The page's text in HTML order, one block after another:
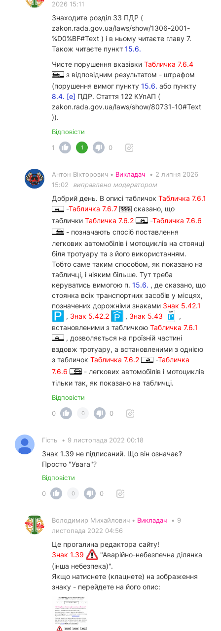
2026 15:11
Знаходите розділ 33 ПДР (
zakon.rada.gov.ua/laws/show/1306-2001-
%D0%BF#Text ) і в ньому читаєте главу 7.
Також читаєте пункт 15.6.
Чисте порушення вказівки Табличка 7.6.4
з відповідним результатом - штрафом
(порушення вимог пункту 15.6. або пункту
8.4. [е] ПДР. Стаття 122 КУпАП (
zakon.rada.gov.ua/laws/show/80731-10#Text
)).
Відповісти
1
1 0
Антон Вікторович • Викладач • 2 липня 2026
15:02
виправлено модератором
Добрий день. В описі табличок Табличка 7.6.1
-Табличка 7.6.7
сказано, що
таблички Табличка 7.6.2 -Табличка 7.6.6
- позначають спосіб поставлення
легкових автомобілів і мотоциклів на стоянці
біля тротуару та з його використанням.
Тобто саме таким способом, як показано на
табличці, і ніяким більше. Тут треба
керуватись вимогою п. 15.6. , де сказано, що
стоянка всіх транспортних засобів у місцях,
позначених дорожніми знаками Знак 5.42.1
, Знак 5.42.2 , Знак 5.43
,
встановленими з табличкою Табличка 7.6.1
, дозволяється на проїзній частині
вздовж тротуару, а встановленими з однією
з табличок Табличка 7.6.2 -Табличка
7.6.6
- легкових автомобілів і мотоциклів
тільки так, як показано на табличці.
Відповісти
0
0 0
Гість • 9 листопада 2022 00:18
Знак 1.39 не підписаний. Що він означає?
Просто "Увага"?
Відповісти
0
0 0
Володимир Михайлович • Викладач • 9
листопада 2022 04:56
Це прогалина редактора сайту!
Знак 1.39
"Аварійно-небезпечна ділянка
(інша небезпека)".
Якщо натиснете (клацнете) на зображення
знаку - перейдете на його опис: